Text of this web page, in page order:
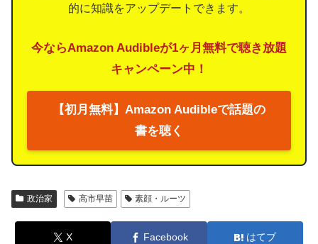
的に知識をアップデートできます。
今ならAmazon Audibleが1ヶ月無料で聴き放題
キャンペーン中！
【初月無料】Amazon Audibleで話題の
書を聴く
政治家 高市早苗 素顔・ルーツ
X Facebook はてブ